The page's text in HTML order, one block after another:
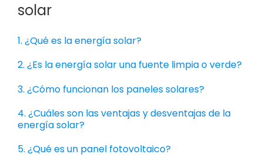
solar
1. ¿Qué es la energía solar?
2. ¿Es la energía solar una fuente limpia o verde?
3. ¿Cómo funcionan los paneles solares?
4. ¿Cuáles son las ventajas y desventajas de la
energía solar?
5. ¿Qué es un panel fotovoltaico?